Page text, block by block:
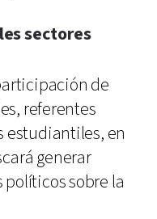
sectores
de
referentes
estudiantiles, en
generar
sobre la